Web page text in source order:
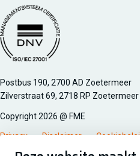
Managementsyteem
Postbus 190, 2700 AD Zoetermeer
Zilverstraat 69, 2718 RP Zoetermeer
Copyright 2026 @ FME
Privacy Disclaimer